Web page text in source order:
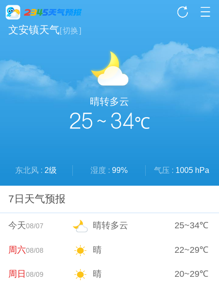
文安镇天气[切换]
晴转多云
25 ~ 34℃
东北风 : 2级 湿度 : 99% 气压 : 1005 hPa
7日天气预报
今天08/07 晴转多云 25~34℃
周六08/08 晴 22~29℃
周日08/09 晴 20~29℃